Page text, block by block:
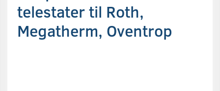
telestater til Roth,
Megatherm, Oventrop